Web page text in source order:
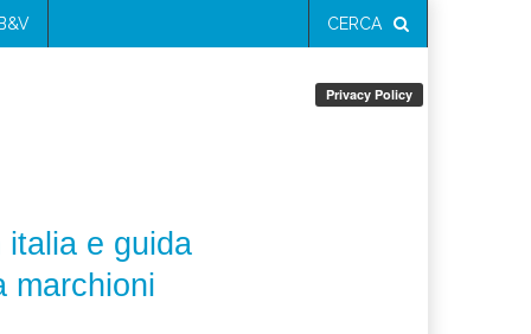
CERCA
italia e guida
marchioni